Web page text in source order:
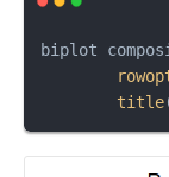
biplot
title